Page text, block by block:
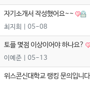
자기소개서 작성했어요~~
최지희 | 05-08
토플 몇점 이상이어야 하나요?
이예준 | 05-13
위스콘신대학교 랭킹 문의입니